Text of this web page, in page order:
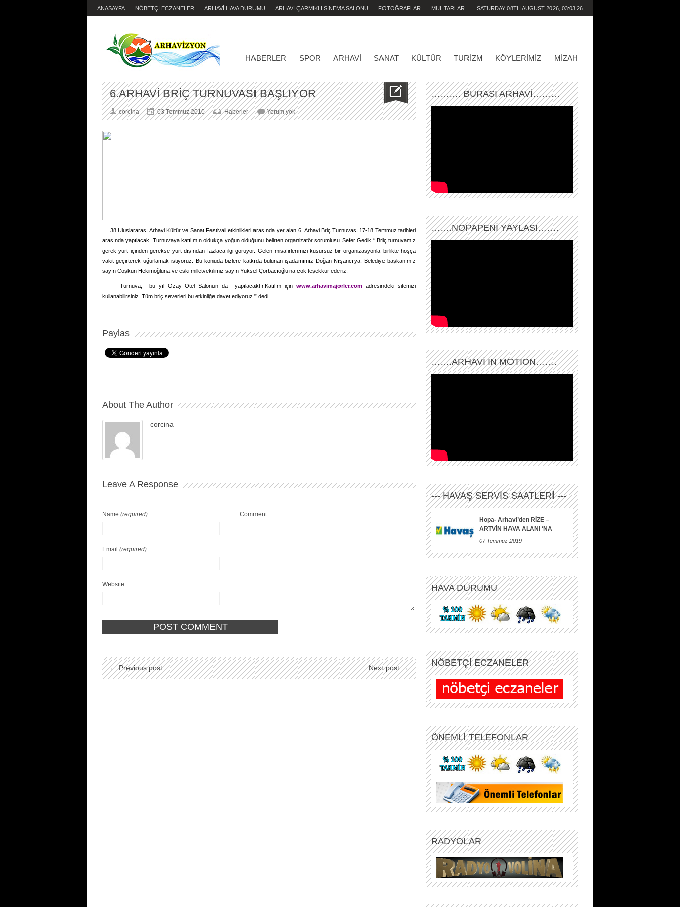
ANASAYFA NÖBETÇİ ECZANELER ARHAVİ HAVA DURUMU ARHAVİ ÇARMIKLI SİNEMA SALONU FOTOĞRAFLAR MUHTARLAR SATURDAY 08TH AUGUST 2026, 03:03:26
HABERLER SPOR ARHAVI SANAT KÜLTÜR TURIZM KÖYLERIMIZ MIZAH
6.ARHAVİ BRİÇ TURNUVASI BAŞLIYOR
corcina 03 Temmuz 2010 Haberler Yorum yok6.ARHAVİ
BRİÇ
TURNUVASI
38.Uluslararası Arhavi Kültür ve Sanat Festivali etkinlikleri arasında yer alan 6. Arhavi Briç Turnuvası 17-18 Temmuz tarihleri
arasında yapılacak. Turnuvaya katılımın oldukça yoğun olduğunu belirten organizatör sorumlusu Sefer Gedik “ Briç turnuvamız
gerek yurt içinden gerekse yurt dışından fazlaca ilgi görüyor. Gelen misafirlerimizi kusursuz bir organizasyonla birlikte hoşça
vakit geçirterek uğurlamak istiyoruz. Bu konuda bizlere katkıda bulunan işadamımız Doğan Nışancı’ya, Belediye başkanımız
sayın Coşkun Hekimoğluna ve eski milletvekilimiz sayın Yüksel Çorbacıoğlu’na çok teşekkür ederiz.
Turnuva, bu yıl Özay Otel Salonun da yapılacaktır.Katılım içinwww.arhavimajorler.com adresindeki sitemizi
kullanabilirsiniz. Tüm briç severleri bu etkinliğe davet ediyoruz.” dedi.
Paylas
About The Author
corcina
Leave A Response
Name (required)
Email (required)
Website
Comment
← Previous post Next post →
………. BURASI ARHAVİ………
…….NOPAPENİ YAYLASI…….
…….ARHAVI IN MOTION…….
--- HAVAŞ SERVİS SAATLERİ ---
Hopa- Arhavi’den RİZE –
ARTVİN HAVA ALANI ‘NA
07 Temmuz 2019
HAVA DURUMU
NÖBETÇİ ECZANELER
ÖNEMLİ TELEFONLAR
RADYOLAR